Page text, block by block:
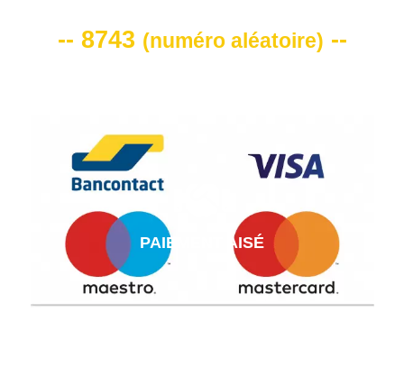
-- 8743 (numéro aléatoire) --
PAIEMENT AISÉ